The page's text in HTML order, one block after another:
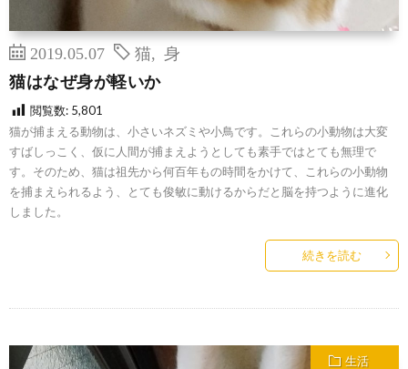
2019.05.07 猫 身
猫はなぜ身が軽いか
閲覧数: 5,801
猫が捕まえる動物は、小さいネズミや小鳥です。これらの小動物は大変
すばしっこく、仮に人間が捕まえようとしても素手ではとても無理で
す。そのため、猫は祖先から何百年もの時間をかけて、これらの小動物
を捕まえられるよう、とても俊敏に動けるからだと脳を持つように進化
しました。
続きを読む
生活